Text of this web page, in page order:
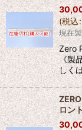
(税込:
現在
Zero
《製
しく
ロン